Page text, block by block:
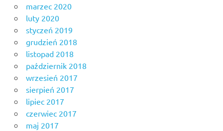
marzec 2020
luty 2020
styczeń 2019
grudzień 2018
listopad 2018
październik 2018
wrzesień 2017
sierpień 2017
lipiec 2017
czerwiec 2017
maj 2017